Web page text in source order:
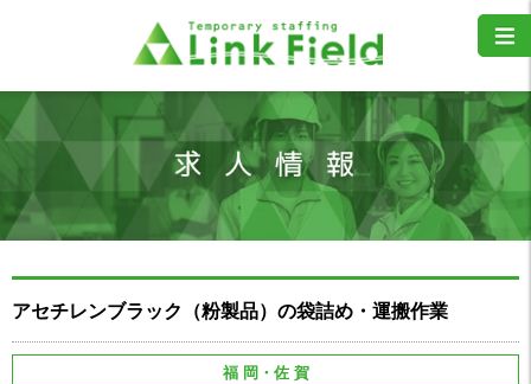
アセチレンブラック（粉製品）の袋詰め・運搬作業
福 岡・佐 賀